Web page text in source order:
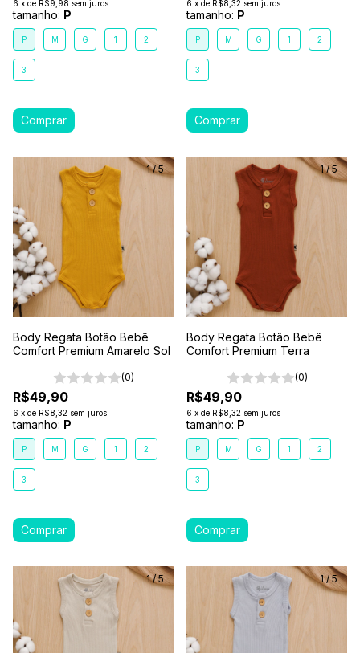
6 x de R$9,98 sem juros
tamanho: P
P M G 1 2
3
6 x de R$8,32 sem juros
tamanho: P
P M G 1 2
3
1/5
Body Regata Botão Bebê
Comfort Premium Amarelo Sol
(0)
R$49,90
6 x de R$8,32 sem juros
tamanho: P
P M G 1 2
3
1/5
Body Regata Botão Bebê
Comfort Premium Terra
(0)
R$49,90
6 x de R$8,32 sem juros
tamanho: P
P M G 1 2
3
1/5 1/5